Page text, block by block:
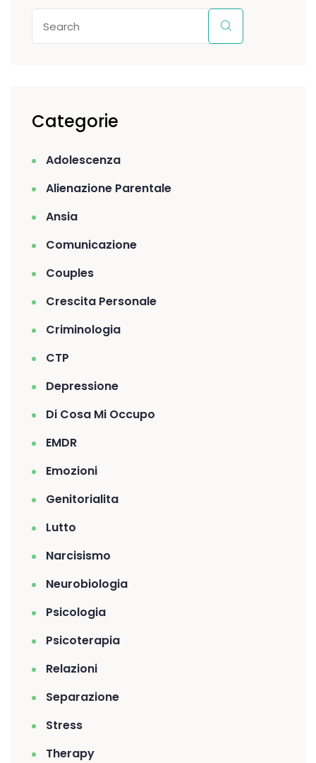
Categorie
Adolescenza
Alienazione Parentale
Ansia
Comunicazione
Couples
Crescita Personale
Criminologia
CTP
Depressione
Di Cosa Mi Occupo
EMDR
Emozioni
Genitorialita
Lutto
Narcisismo
Neurobiologia
Psicologia
Psicoterapia
Relazioni
Separazione
Stress
Therapy